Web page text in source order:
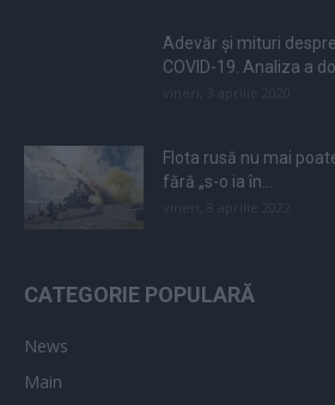
Adevăr și mituri
COVID-19. Analiza a
Flota rusă nu mai
fără „s-o ia în...
CATEGORIE POPULARĂ
News
Main